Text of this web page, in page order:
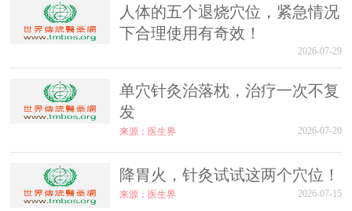
人体的五个退烧穴位，紧急情况
下合理使用有奇效！
2026-07-29
单穴针灸治落枕，治疗一次不复
发
来源：医生界 2026-07-20
降胃火，针灸试试这两个穴位！
来源：医生界 2026-07-15